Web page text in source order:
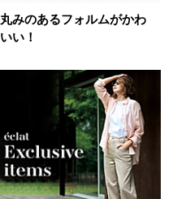
丸みのあるフォルムがかわ
いい！